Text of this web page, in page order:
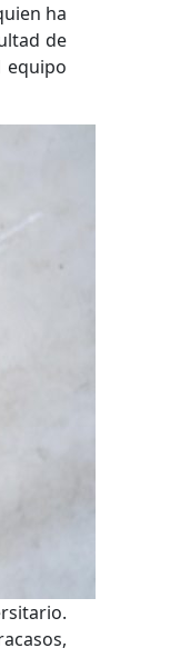
ha
de
equipo